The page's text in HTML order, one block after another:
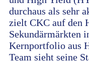
durchaus als sehr
zielt CKC auf den
Sekundärmärkten
Kernportfolio aus
Team sieht seine